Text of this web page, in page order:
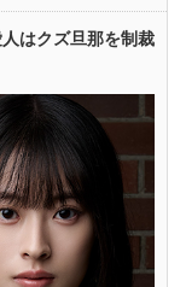
はクズ旦那を制裁